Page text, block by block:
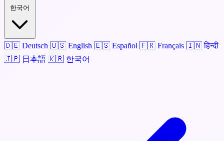
한국어
🇩🇪 Deutsch 🇺🇸 English 🇪🇸 Español 🇫🇷 Français 🇮🇳 हिन्दी
🇯🇵 日本語 🇰🇷 한국어